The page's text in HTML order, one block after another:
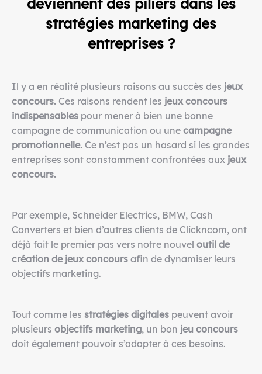
deviennent des piliers dans les
stratégies marketing des
entreprises ?
Il y a en réalité plusieurs raisons au succès des jeux
concours. Ces raisons rendent les jeux concours
indispensables pour mener à bien une bonne
campagne de communication ou une campagne
promotionnelle. Ce n’est pas un hasard si les grandes
entreprises sont constamment confrontées aux jeux
concours.
Par exemple, Schneider Electrics, BMW, Cash
Converters et bien d’autres clients de Clickncom, ont
déjà fait le premier pas vers notre nouvel outil de
création de jeux concours afin de dynamiser leurs
objectifs marketing.
Tout comme les stratégies digitales peuvent avoir
plusieurs objectifs marketing, un bon jeu concours
doit également pouvoir s’adapter à ces besoins.